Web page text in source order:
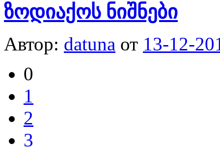
ზოდიაქოს ნიშნები
Автор: datuna от 13-12-
0
1
2
3